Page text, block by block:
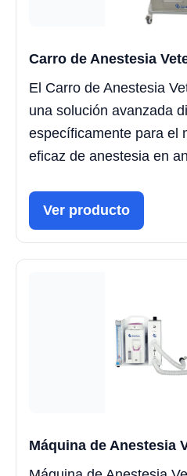
Carro de Anestesia
El Carro de Anestesia
una solución avanzada
específicamente para el
eficaz de anestesia en
Ver producto
Máquina de Anestesia